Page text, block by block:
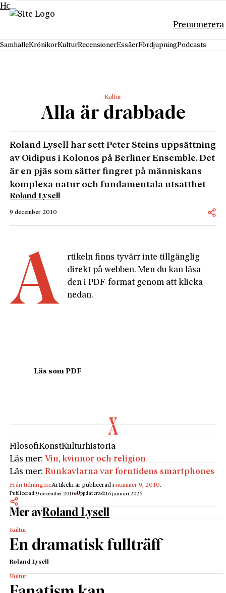
Hoppa till innehåll
Prenumerera
SamhälleKrönikorKulturRecensionerEssäerFördjupningPodcasts
Kultur
Alla är drabbade
Roland Lysell har sett Peter Steins uppsättning
av Oidipus i Kolonos på Berliner Ensemble. Det
är en pjäs som sätter fingret på människans
komplexa natur och fundamentala utsatthet
Roland Lysell
9 december 2010
A
rtikeln finns tyvärr inte tillgänglig
direkt på webben. Men du kan läsa
den i PDF-format genom att klicka
nedan.
FilosofiKonstKulturhistoria
Läs mer: Vin, kvinnor och religion
Läs mer:Runkavlarna var forntidens smartphones
Från tidningen:Artikeln är publicerad inummer 9, 2010.
Publicerad:9 december 2010 Uppdaterad:16 januari 2026
Mer avRoland Lysell
Kultur
En dramatisk fullträff
Roland Lysell
Kultur